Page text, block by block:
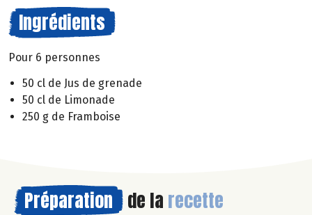
Ingrédients
Pour 6 personnes
50 cl de Jus de grenade
50 cl de Limonade
250 g de Framboise
Préparation de la recette